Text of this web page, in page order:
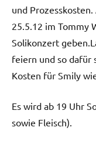
und
25.5.12 im Tommy
Solikonzert
feiern und so dafür
Kosten für Smily
Es wird ab 19 Uhr
sowie Fleisch).